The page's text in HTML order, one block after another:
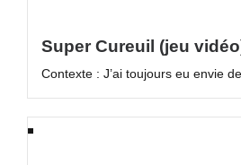
Super Cureuil (jeu
Contexte : J’ai toujours eu envie